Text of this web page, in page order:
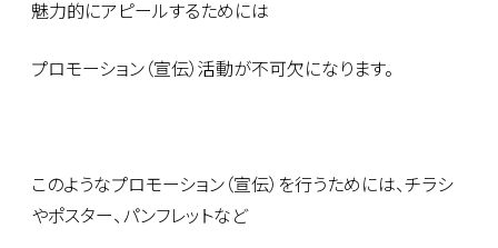
魅力的にアピールするためには
プロモーション（宣伝）活動が不可欠になります。
このようなプロモーション（宣伝）を行うためには、チラシ
やポスター、パンフレットなど